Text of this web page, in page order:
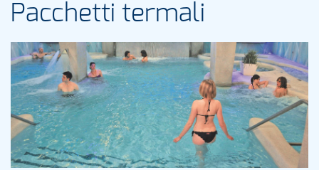
Pacchetti termali